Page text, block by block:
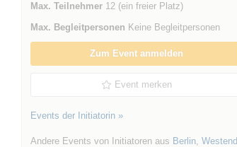
Max. Teilnehmer12 (ein freier Platz)
Max. Begleitpersonen Keine Begleitpersonen
Zum Event anmelden
Event merken
Events der Initiatorin »
Andere Events von Initiatoren aus Berlin, Westend